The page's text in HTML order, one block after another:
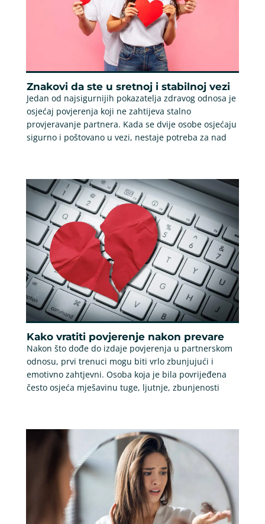
Znakovi da ste u sretnoj i stabilnoj vezi
Jedan od najsigurnijih pokazatelja zdravog odnosa je
osjećaj povjerenja koji ne zahtijeva stalno
provjeravanje partnera. Kada se dvije osobe osjećaju
sigurno i poštovano u vezi, nestaje potreba za nad
Kako vratiti povjerenje nakon prevare
Nakon što dođe do izdaje povjerenja u partnerskom
odnosu, prvi trenuci mogu biti vrlo zbunjujući i
emotivno zahtjevni. Osoba koja je bila povrijeđena
često osjeća mješavinu tuge, ljutnje, zbunjenosti